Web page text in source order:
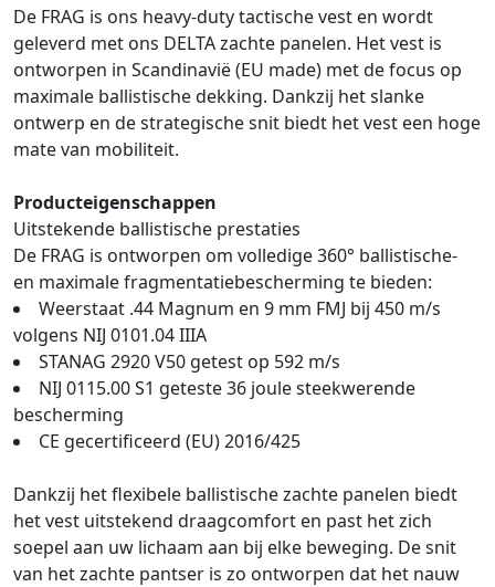
De FRAG is ons heavy-duty tactische vest en wordt
geleverd met ons DELTA zachte panelen. Het vest is
ontworpen in Scandinavië (EU made) met de focus op
maximale ballistische dekking. Dankzij het slanke
ontwerp en de strategische snit biedt het vest een hoge
mate van mobiliteit.
Producteigenschappen
Uitstekende ballistische prestaties
De FRAG is ontworpen om volledige 360° ballistische-
en maximale fragmentatiebescherming te bieden:
Weerstaat .44 Magnum en 9 mm FMJ bij 450 m/s
volgens NIJ 0101.04 IIIA
STANAG 2920 V50 getest op 592 m/s
NIJ 0115.00 S1 geteste 36 joule steekwerende
bescherming
CE gecertificeerd (EU) 2016/425
Dankzij het flexibele ballistische zachte panelen biedt
het vest uitstekend draagcomfort en past het zich
soepel aan uw lichaam aan bij elke beweging. De snit
van het zachte pantser is zo ontworpen dat het nauw